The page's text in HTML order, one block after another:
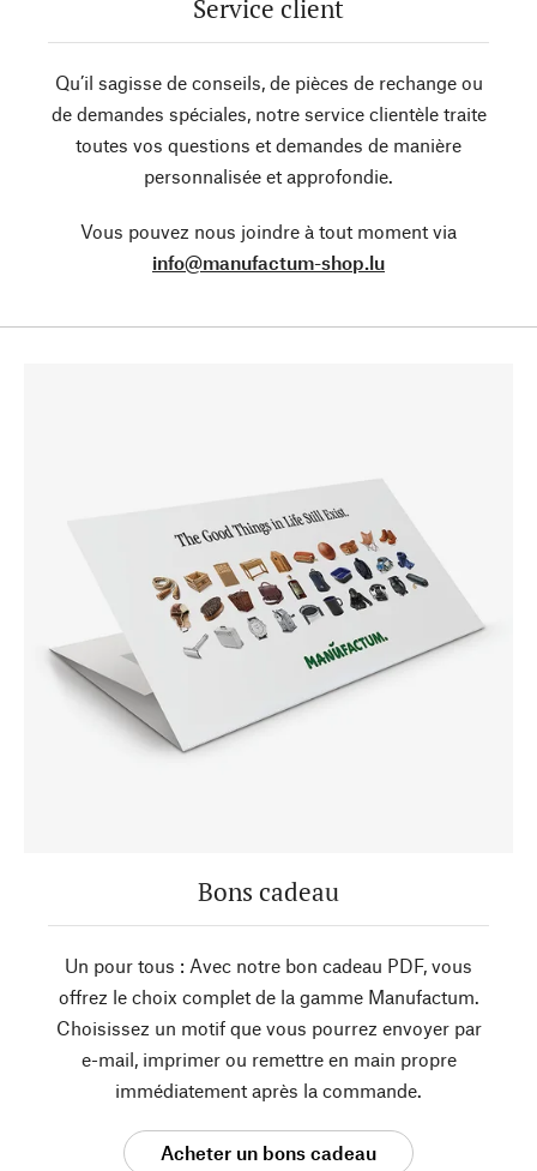
Service client
Qu’il sagisse de conseils, de pièces de rechange ou
de demandes spéciales, notre service clientèle traite
toutes vos questions et demandes de manière
personnalisée et approfondie.
Vous pouvez nous joindre à tout moment via
info@manufactum-shop.lu
Bons cadeau
Un pour tous : Avec notre bon cadeau PDF, vous
offrez le choix complet de la gamme Manufactum.
Choisissez un motif que vous pourrez envoyer par
e-mail, imprimer ou remettre en main propre
immédiatement après la commande.
Acheter un bons cadeau